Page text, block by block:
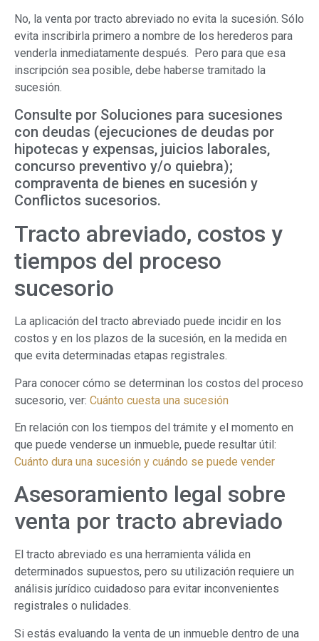
No, la venta por tracto abreviado no evita la sucesión. Sólo
evita inscribirla primero a nombre de los herederos para
venderla inmediatamente después. Pero para que esa
inscripción sea posible, debe haberse tramitado la
sucesión.
Consulte por Soluciones para sucesiones
con deudas (ejecuciones de deudas por
hipotecas y expensas, juicios laborales,
concurso preventivo y/o quiebra);
compraventa de bienes en sucesión y
Conflictos sucesorios.
Tracto abreviado, costos y
tiempos del proceso
sucesorio
La aplicación del tracto abreviado puede incidir en los
costos y en los plazos de la sucesión, en la medida en
que evita determinadas etapas registrales.
Para conocer cómo se determinan los costos del proceso
sucesorio, ver: Cuánto cuesta una sucesión
En relación con los tiempos del trámite y el momento en
que puede venderse un inmueble, puede resultar útil:
Cuánto dura una sucesión y cuándo se puede vender
Asesoramiento legal sobre
venta por tracto abreviado
El tracto abreviado es una herramienta válida en
determinados supuestos, pero su utilización requiere un
análisis jurídico cuidadoso para evitar inconvenientes
registrales o nulidades.
Si estás evaluando la venta de un inmueble dentro de una